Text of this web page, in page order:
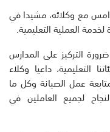
امس مع وكلائه، مشيدا في
العملية التعليمية.
التركيز على المدارس
التعليمية، داعيا وكلاء
عمل الصيانة وكل ما
لجميع العاملين في